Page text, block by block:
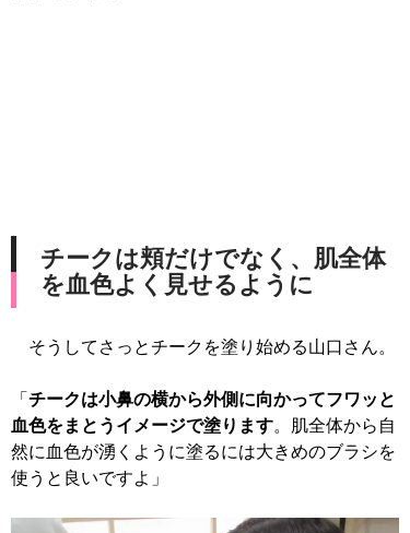
チークは頬だけでなく、肌全体
を血色よく見せるように
そうしてさっとチークを塗り始める山口さん。
「 チークは小鼻の横から外側に向かってフワッと
血色をまとうイメージで塗ります。肌全体から自
然に血色が湧くように塗るには大きめのブラシを
使うと良いですよ」